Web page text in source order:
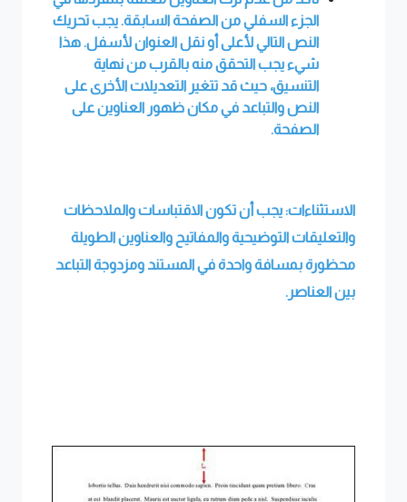
الجزء السفلي من الصفحة السابقة. يجب تحريك
النص التالي لأعلى أو نقل العنوان لأسفل. هذا
شيء يجب التحقق منه بالقرب من نهاية
التنسيق، حيث قد تتغير التعديلات الأخرى على
النص والتباعد في مكان ظهور العناوين على
الصفحة.
الاستثناءات: يجب أن تكون الاقتباسات والملاحظات
والتعليقات التوضيحية والمفاتيح والعناوين الطويلة
محظورة بمسافة واحدة في المستند ومزدوجة التباعد
بين العناصر.